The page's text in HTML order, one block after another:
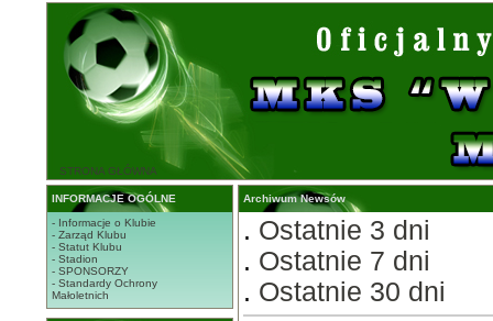
STRONA GŁÓWNA
INFORMACJE OGÓLNE
- Informacje o Klubie
- Zarząd Klubu
- Statut Klubu
- Stadion
- SPONSORZY
- Standardy Ochrony
Małoletnich
Archiwum Newsów
. Ostatnie 3 dni
. Ostatnie 7 dni
. Ostatnie 30 dni